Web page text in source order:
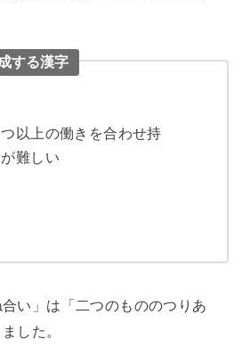
する漢字
以上の働きを合わせ持
難しい
い」は「二つのもののつりあ
した。